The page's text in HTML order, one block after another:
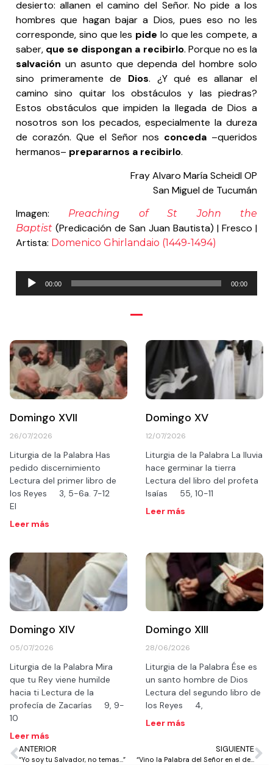
desierto: allanen el camino del Señor. No pide a los
hombres que hagan bajar a Dios, pues eso no les
corresponde, sino que les pide lo que les compete, a
saber, que se dispongan a recibirlo. Porque no es la
salvación un asunto que dependa del hombre solo
sino primeramente de Dios. ¿Y qué es allanar el
camino sino quitar los obstáculos y las piedras?
Estos obstáculos que impiden la llegada de Dios a
nosotros son los pecados, especialmente la dureza
de corazón. Que el Señor nos conceda –queridos
hermanos– prepararnos a recibirlo.
Fray Alvaro María Scheidl OP
San Miguel de Tucumán
Imagen: Preaching of St John the
Baptist (Predicación de San Juan Bautista) | Fresco |
Artista: Domenico Ghirlandaio (1449-1494)
Reproductor
de
00:00 00:00
Domingo XVII
26/07/2026
Liturgia de la Palabra Has
pedido discernimiento
Lectura del primer libro de
los Reyes 3, 5-6a. 7-12
El
Leer más
Domingo XV
12/07/2026
Liturgia de la Palabra La lluvia
hace germinar la tierra
Lectura del libro del profeta
Isaías 55, 10-11
Leer más
Domingo XIV
05/07/2026
Liturgia de la Palabra Mira
que tu Rey viene humilde
hacia ti Lectura de la
profecía de Zacarías 9, 9-
10
Leer más
Domingo XIII
28/06/2026
Liturgia de la Palabra Ése es
un santo hombre de Dios
Lectura del segundo libro de
los Reyes 4,
Leer más
ANTERIOR
“Yo soy tu Salvador, no temas…”
SIGUIENTE
“Vino la Palabra del Señor en el desierto… ¡preparadle un camino!”